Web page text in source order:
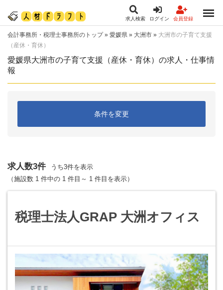
求人検索 ログイン 会員登録
会計事務所・税理士事務所のトップ» 愛媛県 » 大洲市 » 大洲市の子育て支援
（産休・育休）
愛媛県大洲市の子育て支援（産休・育休）の求人・仕事情
報
条件を変更
求人数3件
うち3件を表示
（施設数 1 件中の 1 件目～ 1 件目を表示）
税理士法人GRAP 大洲オフィス